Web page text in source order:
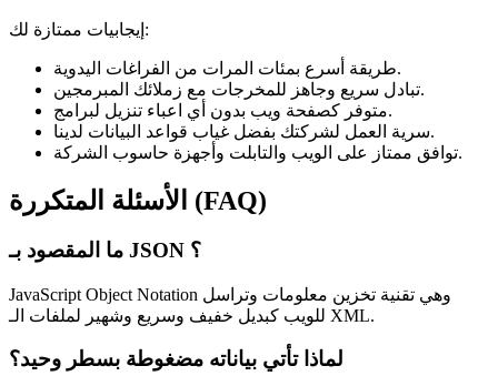
إيجابيات ممتازة لك:
طريقة أسرع بمئات المرات من الفراغات اليدوية.
تبادل سريع وجاهز للمخرجات مع زملائك المبرمجين.
متوفر كصفحة ويب بدون أي اعباء تنزيل لبرامج.
سرية العمل لشركتك بفضل غياب قواعد البيانات لدينا.
توافق ممتاز على الويب والتابلت وأجهزة حاسوب الشركة.
الأسئلة المتكررة (FAQ)
ما المقصود بـ JSON ؟
JavaScript Object Notation وهي تقنية تخزين معلومات وتراسل
للويب كبديل خفيف وسريع وشهير لملفات الـ XML.
لماذا تأتي بياناته مضغوطة بسطر وحيد؟